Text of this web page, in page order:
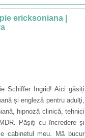
ericksoniana |
Schiffer Ingrid! Aici găsiți
și engleză pentru adulţi,
hipnoză clinică, tehnici
Pășiți cu încredere și
cabinetul meu. Mă bucur